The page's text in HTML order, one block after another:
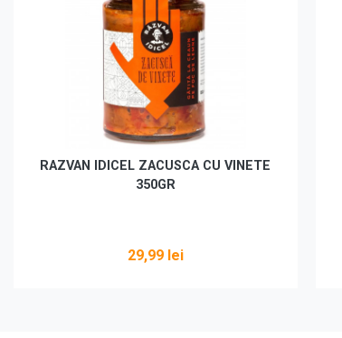
RAZVAN IDICEL ZACUSCA CU VINETE
350GR
29,99 lei